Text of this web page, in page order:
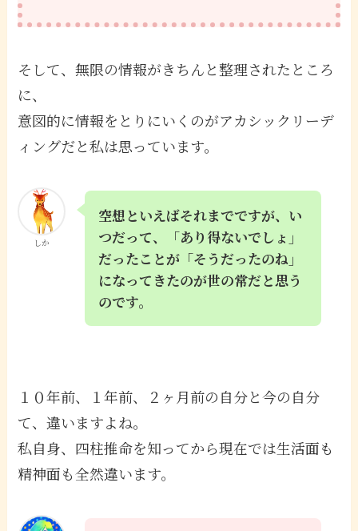
そして、無限の情報がきちんと整理されたところ
に、
意図的に情報をとりにいくのがアカシックリーデ
ィングだと私は思っています。
しか
空想といえばそれまでですが、い
つだって、「あり得ないでしょ」
だったことが「そうだったのね」
になってきたのが世の常だと思う
のです。
１０年前、１年前、２ヶ月前の自分と今の自分
て、違いますよね。
私自身、四柱推命を知ってから現在では生活面も
精神面も全然違います。